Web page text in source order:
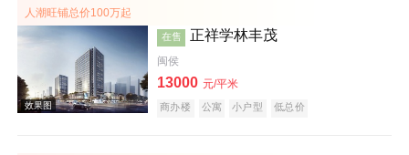
效果图
人潮旺铺总价100万起
在售 正祥学林丰茂
闽侯
13000 元/平米
商办楼 公寓 小户型 低总价